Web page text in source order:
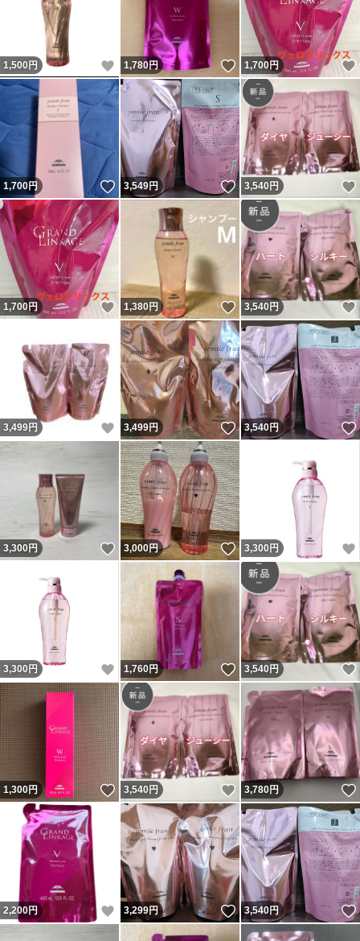
1,500 円 いいね！
1,780円 いいね！
1,700円
1,700円 いいね！
3,549円 いいね！
3,540円
1,700円 いいね！
1,380円 いいね！
3,540円
3,499円 いいね！
3,499円 いいね！
3,540円
3,300円 いいね！
3,000円 いいね！
3,300 円
3,300 円 いいね！
1,760円 いいね！
3,540円
1,300円 いいね！
3,540円 いいね！
3,780円
2,200円 いいね！
3,299円 いいね！
3,540円